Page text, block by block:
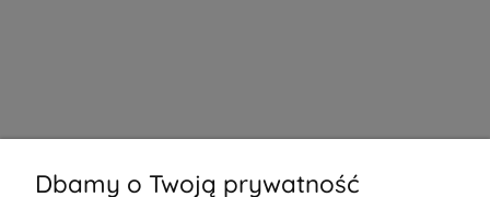
Dbamy o Twoją prywatność